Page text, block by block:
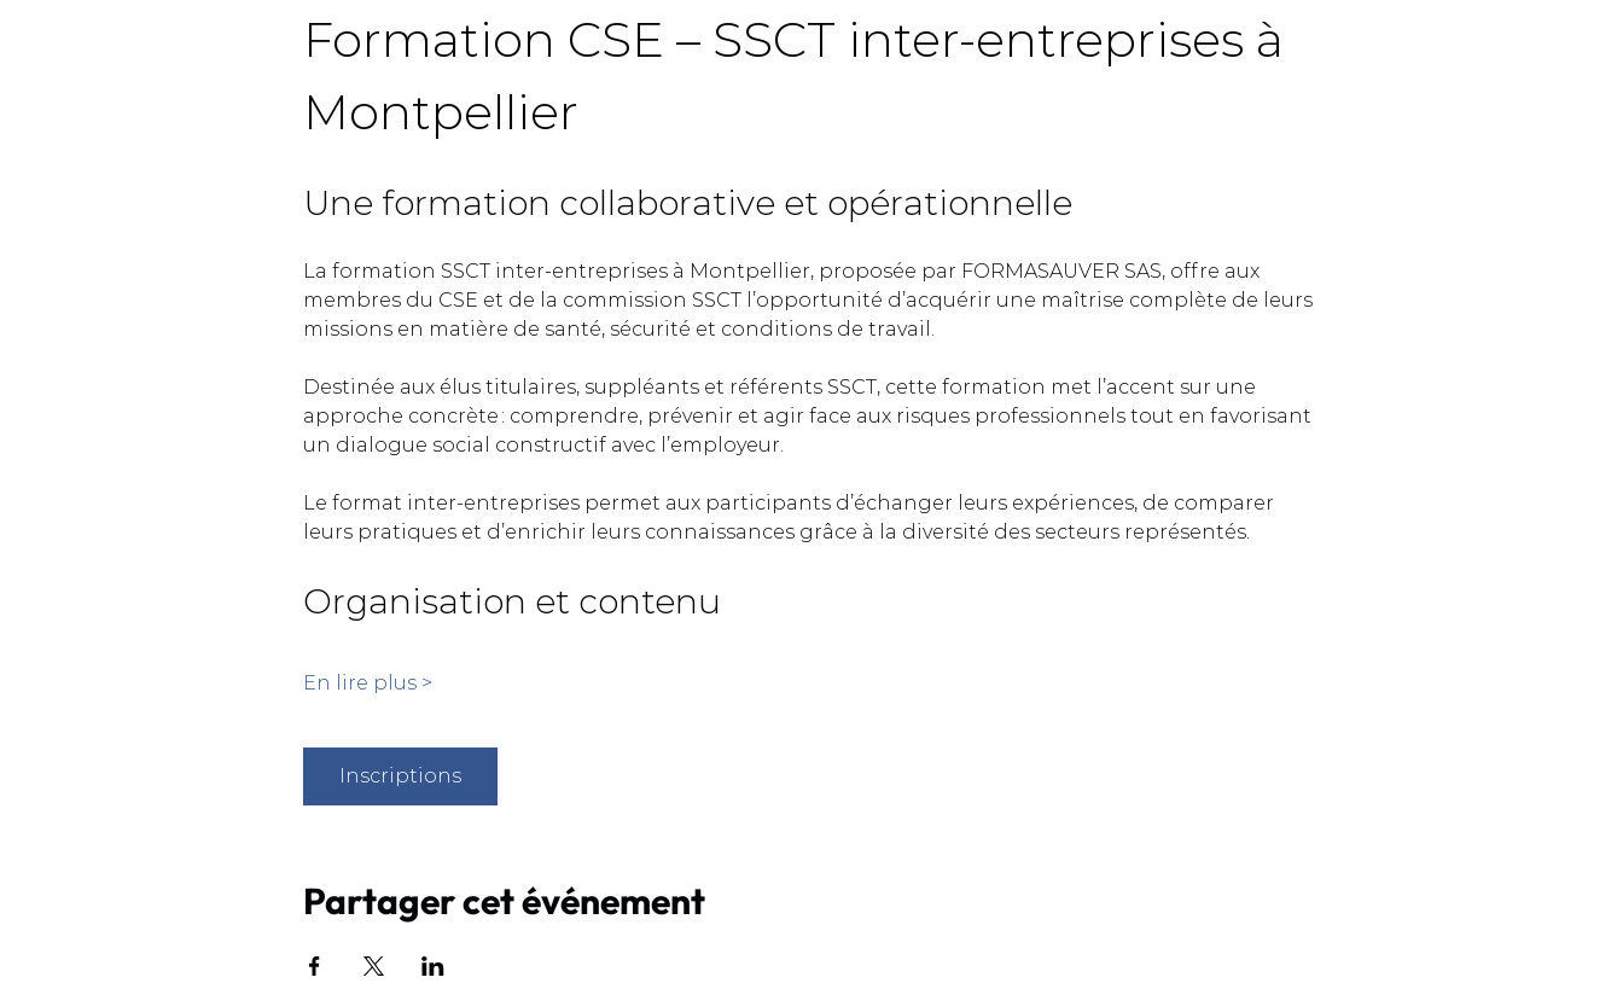
Formation CSE – SSCT inter-entreprises à
Montpellier
Une formation collaborative et opérationnelle
La formation SSCT inter-entreprises à Montpellier, proposée par FORMASAUVER SAS, offre aux
membres du CSE et de la commission SSCT l’opportunité d’acquérir une maîtrise complète de leurs
missions en matière de santé, sécurité et conditions de travail.
Destinée aux élus titulaires, suppléants et référents SSCT, cette formation met l’accent sur une
approche concrète : comprendre, prévenir et agir face aux risques professionnels tout en favorisant
un dialogue social constructif avec l’employeur.
Le format inter-entreprises permet aux participants d’échanger leurs expériences, de comparer
leurs pratiques et d’enrichir leurs connaissances grâce à la diversité des secteurs représentés.
Organisation et contenu
En lire plus >
Inscriptions
Partager cet événement